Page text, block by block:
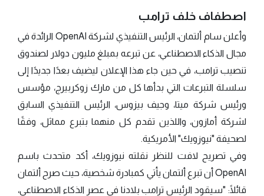
اصطفاف خلف ترامب
وأعلن سام ألتمان، الرئيس التنفيذي لشركة OpenAI الرائدة في
مجال الذكاء الاصطناعي، عن تبرعه بمبلغ مليون دولار لصندوق
تنصيب ترامب، في حين جاء هذا الإعلان ليضيف بعدًا جديدًا إلى
سلسلة التبرعات التي بدأها كل من مارك زوكربيرج، مؤسس
ورئيس شركة ميتا، وجيف بيزوس، الرئيس التنفيذي السابق
لشركة أمازون، واللذين تقدم كل منهما بتبرع مماثل، وفقًا
لصحيفة "نيوزويك" الأمريكية.
وفي تصريح لافت للنظر نقلته نيوزويك، أكد متحدث باسم
OpenAI أن تبرع ألتمان يأتي كمبادرة شخصية، حيث صرح ألتمان
قائلًا: "سيقود الرئيس ترامب بلادنا في عصر الذكاء الاصطناعي،